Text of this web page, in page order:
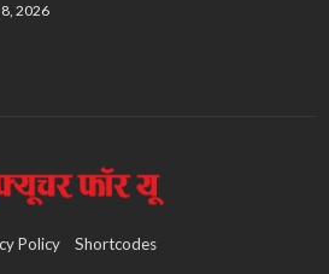
2026
Policy Shortcodes